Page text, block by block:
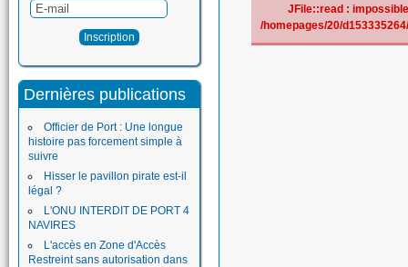
Dernières publications
Officier de Port : Une longue
histoire pas forcement simple à
suivre
Hisser le pavillon pirate est-il
légal ?
L'ONU INTERDIT DE PORT 4
NAVIRES
L'accès en Zone d'Accès
Restreint sans autorisation dans
JFile::read :
/homepages/20/